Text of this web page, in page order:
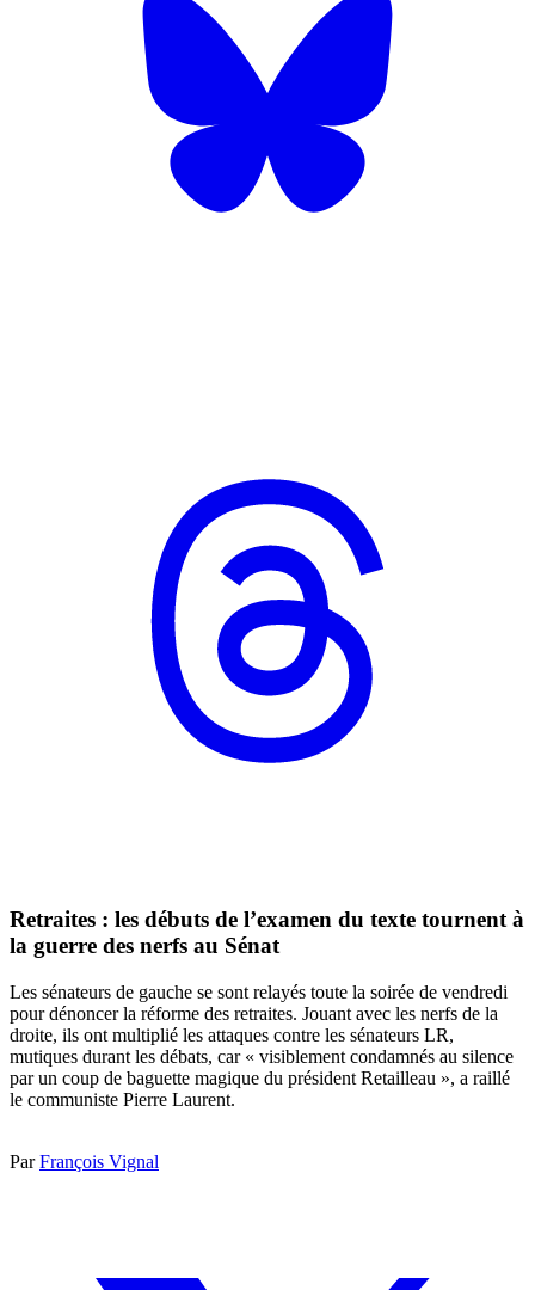
Retraites : les débuts de l’examen du texte tournent à
la guerre des nerfs au Sénat
Les sénateurs de gauche se sont relayés toute la soirée de vendredi
pour dénoncer la réforme des retraites. Jouant avec les nerfs de la
droite, ils ont multiplié les attaques contre les sénateurs LR,
mutiques durant les débats, car « visiblement condamnés au silence
par un coup de baguette magique du président Retailleau », a raillé
le communiste Pierre Laurent.
ParFrançois Vignal